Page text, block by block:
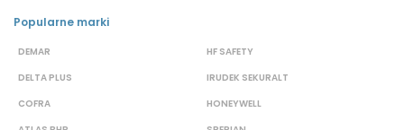
Popularne marki
DEMAR
DELTA PLUS
COFRA
HF SAFETY
IRUDEK SEKURALT
HONEYWELL